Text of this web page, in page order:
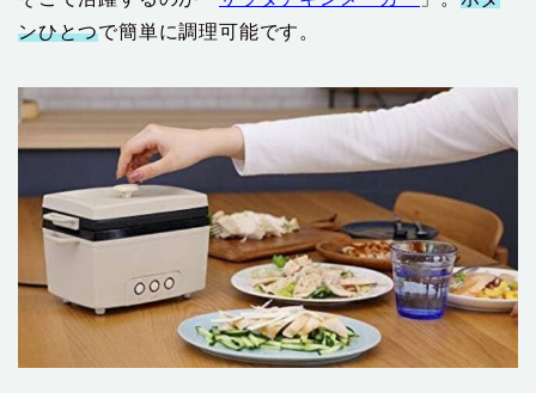
ンひとつで簡単に調理可能です。